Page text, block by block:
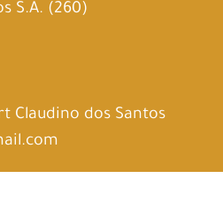
S.A. (260)
Claudino dos Santos